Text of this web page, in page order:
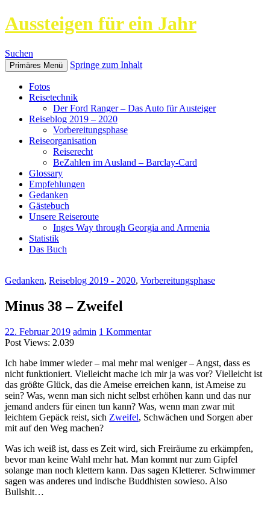
Aussteigen für ein Jahr
Suchen
Primäres Menü Springe zum Inhalt
Fotos
Reisetechnik
Der Ford Ranger – Das Auto für Austeiger
Reiseblog 2019 – 2020
Vorbereitungsphase
Reiseorganisation
Reiserecht
BeZahlen im Ausland – Barclay-Card
Glossary
Empfehlungen
Gedanken
Gästebuch
Unsere Reiseroute
Inges Way through Georgia and Armenia
Statistik
Das Buch
Gedanken, Reiseblog 2019 - 2020, Vorbereitungsphase
Minus 38 – Zweifel
22. Februar 2019 admin 1 Kommentar
Post Views: 2.039
Ich habe immer wieder – mal mehr mal weniger – Angst, dass es
nicht funktioniert. Vielleicht mache ich mir ja was vor? Vielleicht ist
das größte Glück, das die Ameise erreichen kann, ist Ameise zu
sein? Was, wenn man sich nicht selbst erhöhen kann und das nur
jemand anders für einen tun kann? Was, wenn man zwar mit
leichtem Gepäck reist, sich Zweifel, Schwächen und Sorgen aber
mit auf den Weg machen?
Was ich weiß ist, dass es Zeit wird, sich Freiräume zu erkämpfen,
bevor man keine Wahl mehr hat. Man kommt nur zum Gipfel
solange man noch klettern kann. Das sagen Kletterer. Schwimmer
sagen was anderes und indische Buddhisten sowieso. Also
Bullshit…